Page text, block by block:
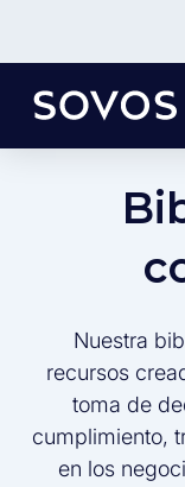
Nuestra
recursos
toma de
cumplimiento,
en los